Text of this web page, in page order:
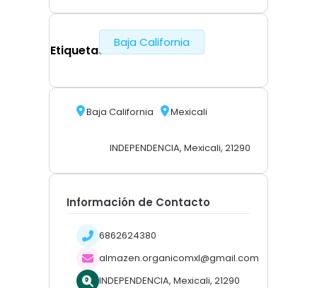
Etiquetas
Baja California
Baja California Mexicali
INDEPENDENCIA, Mexicali, 21290
Información de Contacto
6862624380
almazen.organicomxl@gmail.com
INDEPENDENCIA, Mexicali, 21290